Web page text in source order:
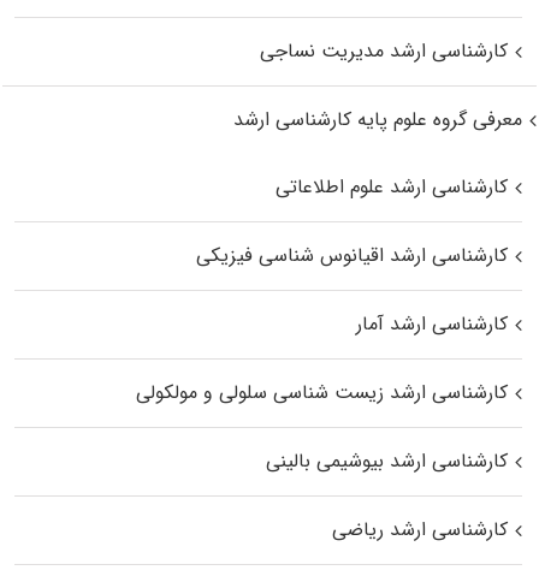
کارشناسی ارشد مدیریت نساجی
معرفی گروه علوم پایه کارشناسی ارشد
کارشناسی ارشد علوم اطلاعاتی
کارشناسی ارشد اقیانوس‌ شناسی فیزیکی
کارشناسی ارشد آمار
کارشناسی ارشد زیست شناسی سلولی و مولکولی
کارشناسی ارشد بیوشیمی بالینی
کارشناسی ارشد ریاضی